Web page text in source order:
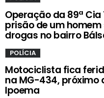
Operação da 89ª
prisão de um
drogas no bairro
POLÍCIA
Motociclista fica
na MG-434, próximo
Ipoema